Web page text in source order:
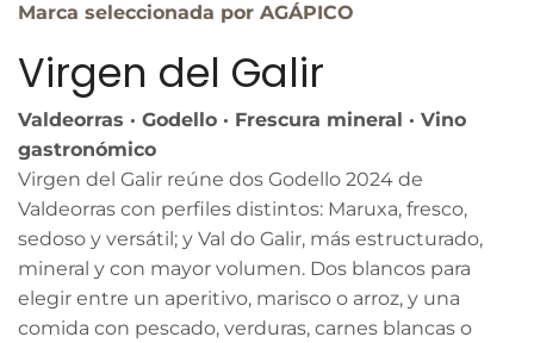
Marca seleccionada por AGÁPICO
Virgen del Galir
Valdeorras · Godello · Frescura mineral · Vino
gastronómico
Virgen del Galir reúne dos Godello 2024 de
Valdeorras con perfiles distintos: Maruxa, fresco,
sedoso y versátil; y Val do Galir, más estructurado,
mineral y con mayor volumen. Dos blancos para
elegir entre un aperitivo, marisco o arroz, y una
comida con pescado, verduras, carnes blancas o